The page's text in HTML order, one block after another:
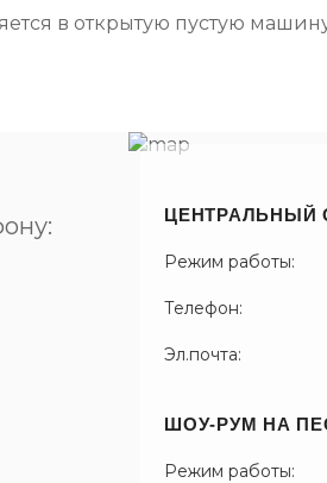
в открытую пустую
ЦЕНТРАЛЬНЫЙ
Режим работы:
Телефон:
Эл.почта:
ШОУ-РУМ НА
Режим работы: